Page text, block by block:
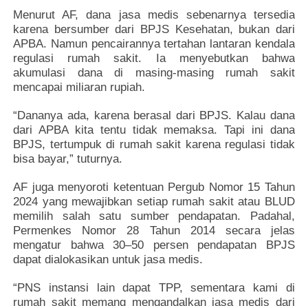
Menurut AF, dana jasa medis sebenarnya tersedia
karena bersumber dari BPJS Kesehatan, bukan dari
APBA. Namun pencairannya tertahan lantaran kendala
regulasi rumah sakit. Ia menyebutkan bahwa
akumulasi dana di masing-masing rumah sakit
mencapai miliaran rupiah.
“Dananya ada, karena berasal dari BPJS. Kalau dana
dari APBA kita tentu tidak memaksa. Tapi ini dana
BPJS, tertumpuk di rumah sakit karena regulasi tidak
bisa bayar,” tuturnya.
AF juga menyoroti ketentuan Pergub Nomor 15 Tahun
2024 yang mewajibkan setiap rumah sakit atau BLUD
memilih salah satu sumber pendapatan. Padahal,
Permenkes Nomor 28 Tahun 2014 secara jelas
mengatur bahwa 30–50 persen pendapatan BPJS
dapat dialokasikan untuk jasa medis.
“PNS instansi lain dapat TPP, sementara kami di
rumah sakit memang mengandalkan jasa medis dari